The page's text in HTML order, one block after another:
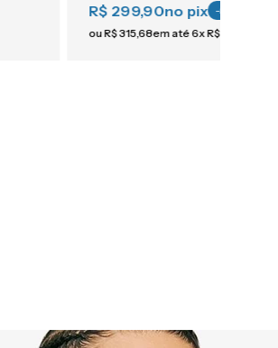
R$ 299,90no pix -5
ouR$315,68em até6xR$